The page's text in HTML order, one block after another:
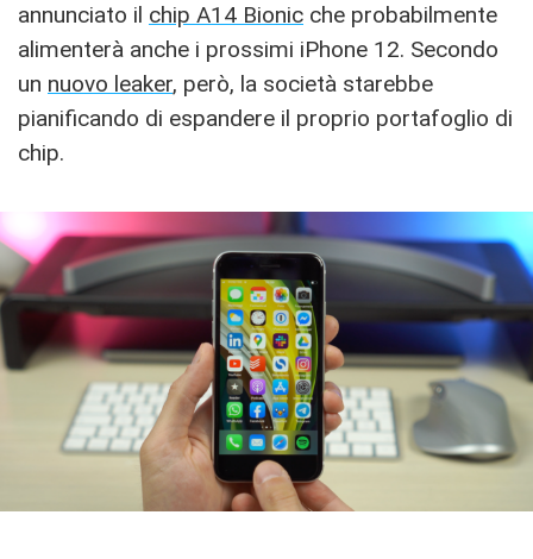
annunciato il chip A14 Bionic che probabilmente
alimenterà anche i prossimi iPhone 12. Secondo
un nuovo leaker, però, la società starebbe
pianificando di espandere il proprio portafoglio di
chip.